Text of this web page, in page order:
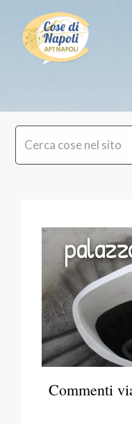
Commenti